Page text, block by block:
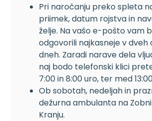
Pri naročanju preko spleta
priimek, datum rojstva in
želje. Na vašo e-pošto vam
odgovorili najkasneje v dveh
dneh. Zaradi narave dela
naj bodo telefonski klici
7:00 in 8:00 uro, ter med
Ob sobotah, nedeljah in
dežurna ambulanta na
Kranju.